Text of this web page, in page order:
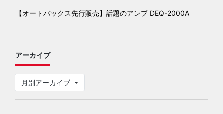
【オートバックス先行販売】話題のアンプ DEQ-2000A
アーカイブ
月別アーカイブ